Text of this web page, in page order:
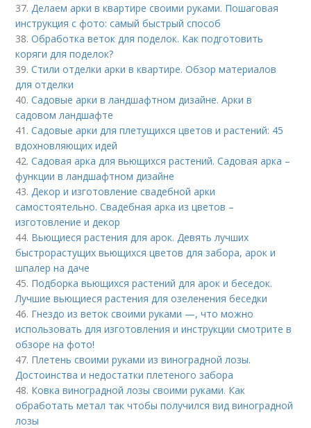
37.Делаем арки в квартире своими руками. Пошаговая
инструкция с фото: самый быстрый способ
38.Обработка веток для поделок. Как подготовить
коряги для поделок?
39.Стили отделки арки в квартире. Обзор материалов
для отделки
40.Садовые арки в ландшафтном дизайне. Арки в
садовом ландшафте
41.Садовые арки для плетущихся цветов и растений: 45
вдохновляющих идей
42.Садовая арка для вьющихся растений. Садовая арка –
функции в ландшафтном дизайне
43.Декор и изготовление свадебной арки
самостоятельно. Свадебная арка из цветов –
изготовление и декор
44. Вьющиеся растения для арок. Девять лучших
быстрорастущих вьющихся цветов для забора, арок и
шпалер на даче
45. Подборка вьющихся растений для арок и беседок.
Лучшие вьющиеся растения для озеленения беседки
46. Гнездо из веток своими руками —, что можно
использовать для изготовления и инструкции смотрите в
обзоре на фото!
47. Плетень своими руками из виноградной лозы.
Достоинства и недостатки плетеного забора
48. Ковка виноградной лозы своими руками. Как
обработать метал так чтобы получился вид виноградной
лозы